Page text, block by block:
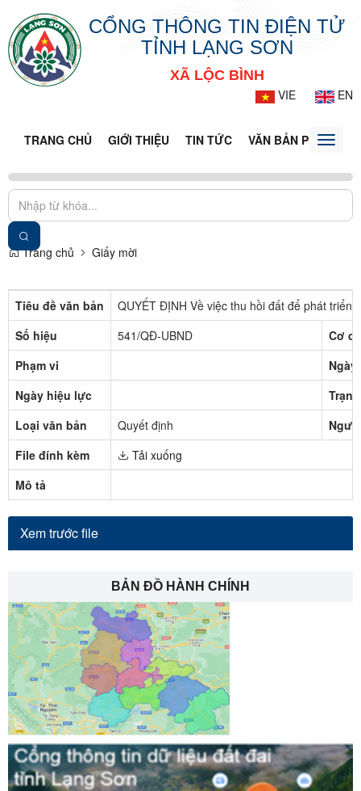
CỔNG THÔNG TIN ĐIỆN TỬ
TỈNH LẠNG SƠN
XÃ LỘC BÌNH
VIE
EN
TRANG CHỦ GIỚI THIỆU TIN TỨC VĂN BẢN PHÁPToggle
Trang chủ Giấy mời
Tiêu đề văn bản
QUYẾT ĐỊNH Về việc thu hồi đất để phát
Số hiệu
541/QĐ-UBND
Cơ
Phạm vi
Ngày hiệu lực
Loại văn bản
Quyết định
File đính kèm
Tải xuống
Mô tả
Xem trước file
BẢN ĐỒ HÀNH CHÍNH